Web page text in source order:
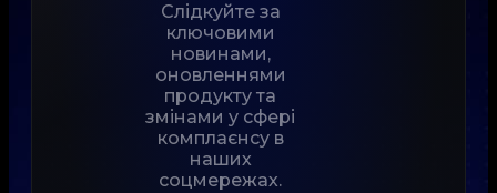
Слідкуйте за
ключовими
новинами,
оновленнями
продукту та
змінами у сфері
комплаєнсу в
наших
соцмережах.